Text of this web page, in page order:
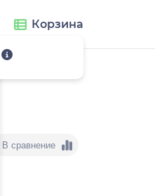
Корзина
В сравнение